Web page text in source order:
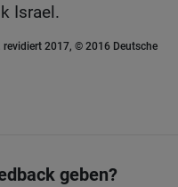
Israel.
2017, © 2016 Deutsche
geben?